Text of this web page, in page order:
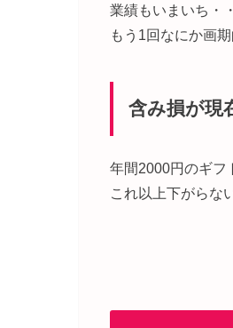
業績もいまいち・・
もう1回なにか画
含み損が現
年間2000円のギフ
これ以上下がらな